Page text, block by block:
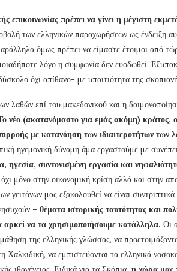
επικοινωνίας πρέπει να γίνει η μέγιστη
των ελληνικών παραχωρήσεων ως ένδειξη
όμως πρέπει να είμαστε έτοιμοι από
λόγο η συμφωνία δεν ευοδωθεί.
όχι απίθανο- με υπαιτιότητα της
λαθών επί του μακεδονικού και η
νέο (ακατανόμαστο για εμάς ακόμη) κράτος,
με κατανόηση των ιδιαιτεροτήτων
ηγεμονική δύναμη άμα εργαστούμε με
ηγεσία, συντονισμένη εργασία και
όχι μόνο στην οικονομική κρίση αλλά και στην
γειτόνων μας εξακολουθεί να είναι
– θέματα ιστορικής ταυτότητας και
να τα χρησιμοποιήσουμε κατάλληλα. Οι
της ελληνικής γλώσσας, να
Χαλκιδική, να εμπιστεύονται τα ελληνικά